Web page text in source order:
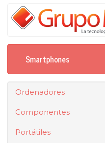
Smartphones
Ordenadores
Componentes
Portátiles